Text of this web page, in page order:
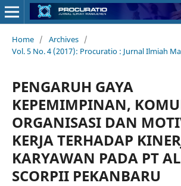
Home / Archives /
Vol. 5 No. 4 (2017): Procuratio : Jurnal Ilmiah
PENGARUH GAYA
KEPEMIMPINAN,
ORGANISASI DAN
KERJA TERHADAP
KARYAWAN PADA PT
SCORPII PEKANBARU